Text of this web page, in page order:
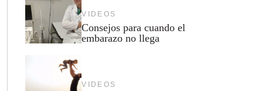
VIDEOS
Consejos para cuando el
embarazo no llega
VIDEOS